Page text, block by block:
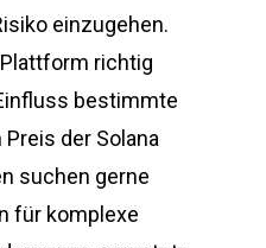
einzugehen.
richtig
bestimmte
der Solana
suchen gerne
für komplexe